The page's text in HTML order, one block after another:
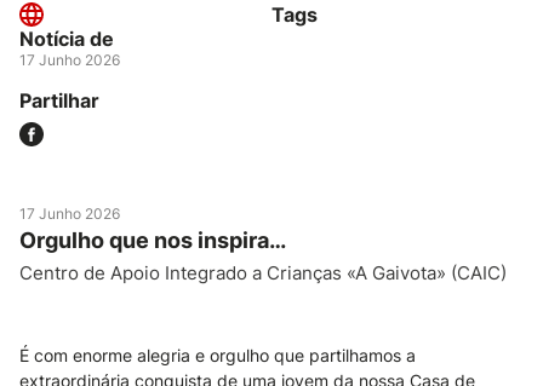
Notícia de
17 Junho 2026
Tags
Partilhar
17 Junho 2026
Orgulho que nos inspira…
Centro de Apoio Integrado a Crianças «A Gaivota» (CAIC)
É com enorme alegria e orgulho que partilhamos a
extraordinária conquista de uma jovem da nossa Casa de